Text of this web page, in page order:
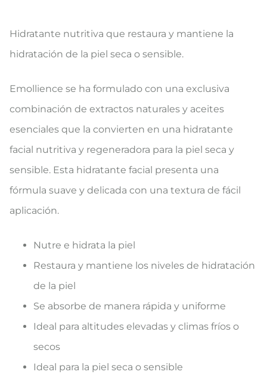
Hidratante nutritiva que restaura y mantiene la
hidratación de la piel seca o sensible.
Emollience se ha formulado con una exclusiva
combinación de extractos naturales y aceites
esenciales que la convierten en una hidratante
facial nutritiva y regeneradora para la piel seca y
sensible. Esta hidratante facial presenta una
fórmula suave y delicada con una textura de fácil
aplicación.
Nutre e hidrata la piel
Restaura y mantiene los niveles de hidratación
de la piel
Se absorbe de manera rápida y uniforme
Ideal para altitudes elevadas y climas fríos o
secos
Ideal para la piel seca o sensible